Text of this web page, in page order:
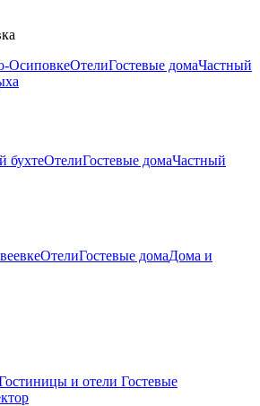
ОсиповкеОтелиГостевые домаЧастный
бухтеОтелиГостевые домаЧастный
ОтелиГостевые домаДома и
и отели Гостевые